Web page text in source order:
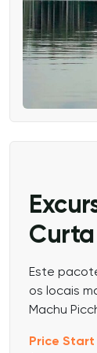
Este
os locais
Machu
Price